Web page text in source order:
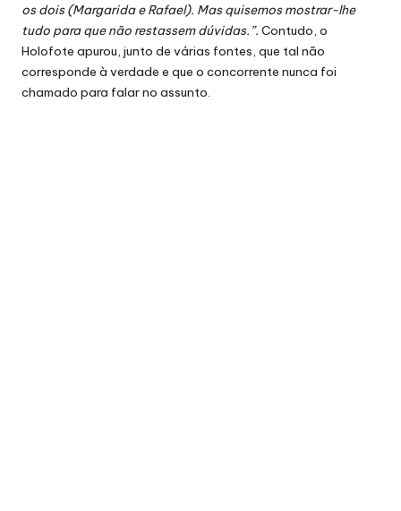
os dois (Margarida e Rafael). Mas quisemos mostrar-lhe
tudo para que não restassem dúvidas.”. Contudo, o
Holofote apurou, junto de várias fontes, que tal não
corresponde à verdade e que o concorrente nunca foi
chamado para falar no assunto.